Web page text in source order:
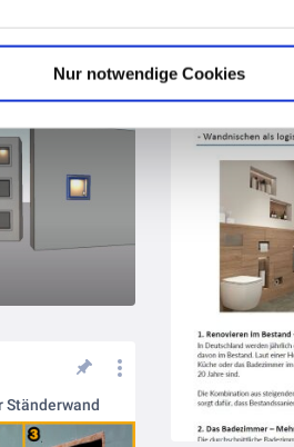
Nur notwendige Cookies
Das Bäder
Ständerwand